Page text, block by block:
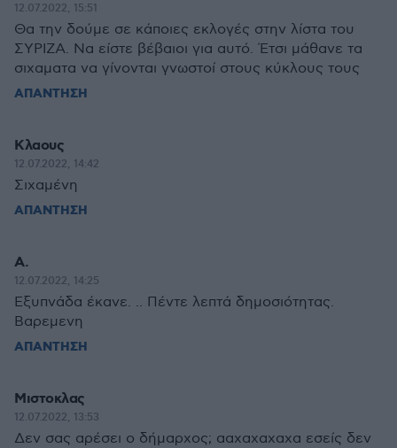
12.07.2022, 15:51
Θα την δούμε σε κάποιες εκλογές στην λίστα του
ΣΥΡΙΖΑ. Να είστε βέβαιοι για αυτό. Έτσι μάθανε τα
σιχαματα να γίνονται γνωστοί στους κύκλους τους
ΑΠΑΝΤΗΣΗ
Κλαους
12.07.2022, 14:42
Σιχαμένη
ΑΠΑΝΤΗΣΗ
Α.
12.07.2022, 14:25
Εξυπνάδα έκανε. .. Πέντε λεπτά δημοσιότητας.
Βαρεμενη
ΑΠΑΝΤΗΣΗ
Μιστοκλας
12.07.2022, 13:53
Δεν σας αρέσει ο δήμαρχος; ααχαχαχαχα εσείς δεν